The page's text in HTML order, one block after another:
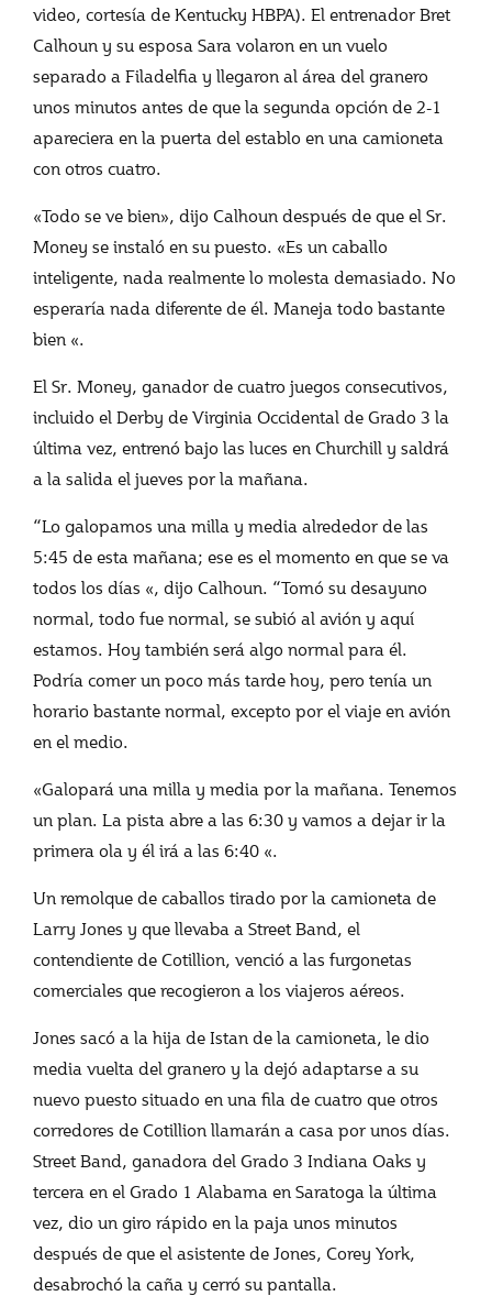
video, cortesía de Kentucky HBPA). El entrenador Bret
Calhoun y su esposa Sara volaron en un vuelo
separado a Filadelfia y llegaron al área del granero
unos minutos antes de que la segunda opción de 2-1
apareciera en la puerta del establo en una camioneta
con otros cuatro.
«Todo se ve bien», dijo Calhoun después de que el Sr.
Money se instaló en su puesto. «Es un caballo
inteligente, nada realmente lo molesta demasiado. No
esperaría nada diferente de él. Maneja todo bastante
bien «.
El Sr. Money, ganador de cuatro juegos consecutivos,
incluido el Derby de Virginia Occidental de Grado 3 la
última vez, entrenó bajo las luces en Churchill y saldrá
a la salida el jueves por la mañana.
“Lo galopamos una milla y media alrededor de las
5:45 de esta mañana; ese es el momento en que se va
todos los días «, dijo Calhoun. “Tomó su desayuno
normal, todo fue normal, se subió al avión y aquí
estamos. Hoy también será algo normal para él.
Podría comer un poco más tarde hoy, pero tenía un
horario bastante normal, excepto por el viaje en avión
en el medio.
«Galopará una milla y media por la mañana. Tenemos
un plan. La pista abre a las 6:30 y vamos a dejar ir la
primera ola y él irá a las 6:40 «.
Un remolque de caballos tirado por la camioneta de
Larry Jones y que llevaba a Street Band, el
contendiente de Cotillion, venció a las furgonetas
comerciales que recogieron a los viajeros aéreos.
Jones sacó a la hija de Istan de la camioneta, le dio
media vuelta del granero y la dejó adaptarse a su
nuevo puesto situado en una fila de cuatro que otros
corredores de Cotillion llamarán a casa por unos días.
Street Band, ganadora del Grado 3 Indiana Oaks y
tercera en el Grado 1 Alabama en Saratoga la última
vez, dio un giro rápido en la paja unos minutos
después de que el asistente de Jones, Corey York,
desabrochó la caña y cerró su pantalla.